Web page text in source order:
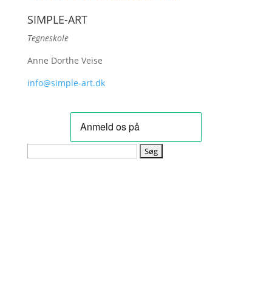
SIMPLE-ART
Tegneskole
Anne Dorthe Veise
info@simple-art.dk